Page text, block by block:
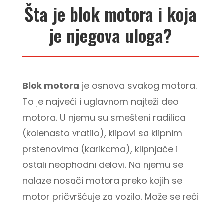
Šta je blok motora i koja
je njegova uloga?
Blok motora je osnova svakog motora.
To je najveći i uglavnom najteži deo
motora. U njemu su smešteni radilica
(kolenasto vratilo), klipovi sa klipnim
prstenovima (karikama), klipnjače i
ostali neophodni delovi. Na njemu se
nalaze nosači motora preko kojih se
motor pričvršćuje za vozilo. Može se reći